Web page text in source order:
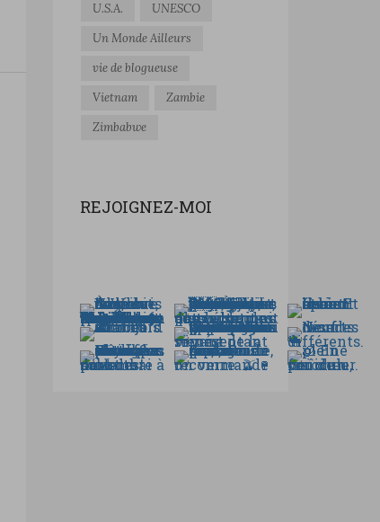
U.S.A.
UNESCO
Un Monde Ailleurs
vie de blogueuse
Vietnam
Zambie
Zimbabwe
REJOIGNEZ-MOI